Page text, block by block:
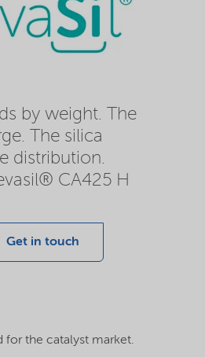
by weight. The
The silica
distribution.
CA425 H
Get in touch
for the catalyst market.